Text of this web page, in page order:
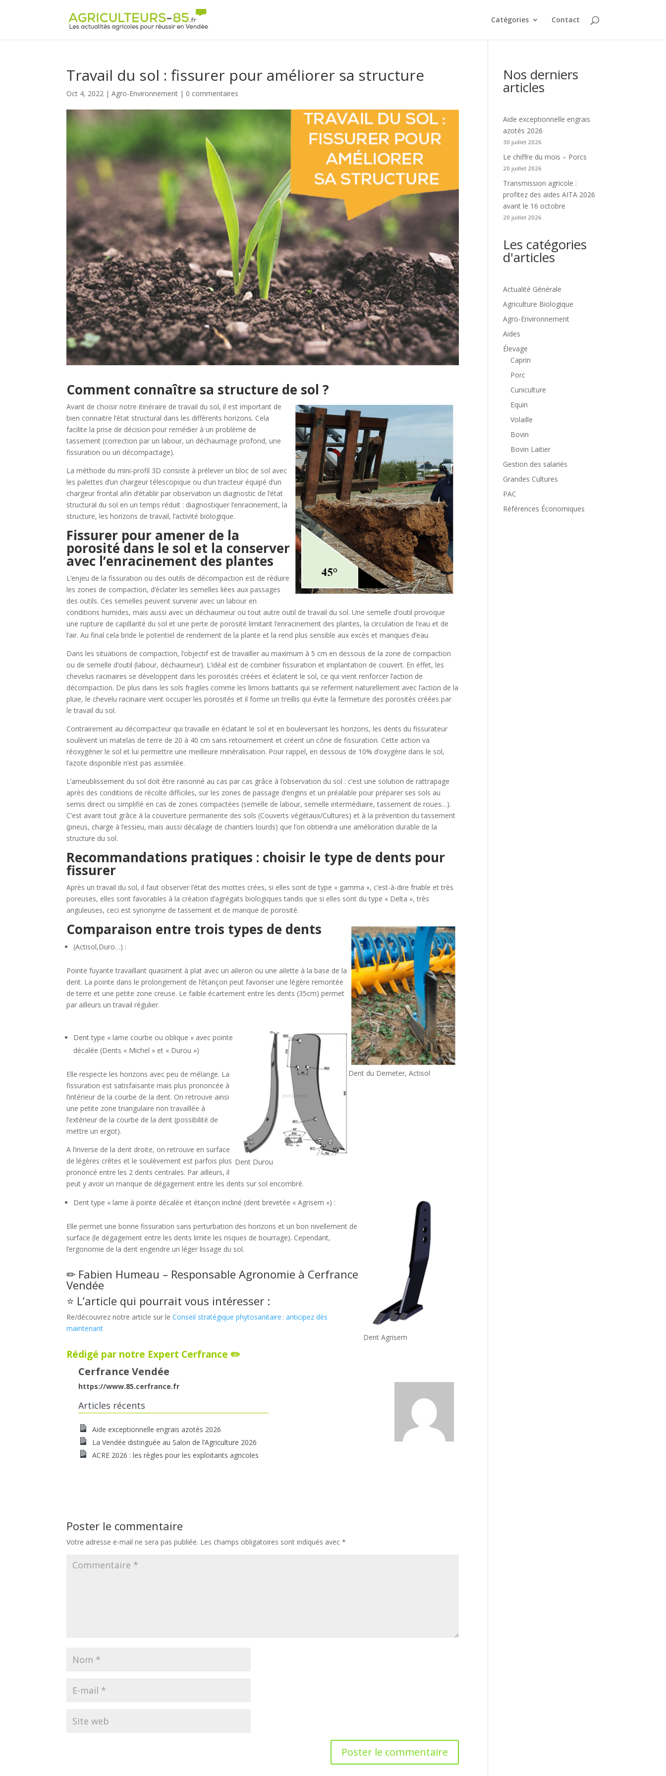
Catégories Contact
Travail du sol : fissurer pour améliorer sa structure
Oct 4, 2022 |Agro-Environnement | 0 commentaires
Comment connaître sa structure de sol ?
Avant de choisir notre itinéraire de travail du sol, il est important de
bien connaitre l’état structural dans les différents horizons. Cela
facilite la prise de décision pour remédier à un problème de
tassement (correction par un labour, un déchaumage profond, une
fissuration ou un décompactage).
La méthode du mini-profil 3D consiste à prélever un bloc de sol avec
les palettes d’un chargeur télescopique ou d’un tracteur équipé d’un
chargeur frontal afin d’établir par observation un diagnostic de l’état
structural du sol en un temps réduit : diagnostiquer l’enracinement, la
structure, les horizons de travail, l’activité biologique.
Fissurer pour amener de la
porosité dans le sol et la conserver
avec l’enracinement des plantes
L’enjeu de la fissuration ou des outils de décompaction est de réduire
les zones de compaction, d’éclater les semelles liées aux passages
des outils. Ces semelles peuvent survenir avec un labour en
conditions humides, mais aussi avec un déchaumeur ou tout autre outil de travail du sol. Une semelle d’outil provoque
une rupture de capillarité du sol et une perte de porosité limitant l’enracinement des plantes, la circulation de l’eau et de
l’air. Au final cela bride le potentiel de rendement de la plante et la rend plus sensible aux excès et manques d’eau.
Dans les situations de compaction, l’objectif est de travailler au maximum à 5 cm en dessous de la zone de compaction
ou de semelle d’outil (labour, déchaumeur). L’idéal est de combiner fissuration et implantation de couvert. En effet, les
chevelus racinaires se développent dans les porosités créées et éclatent le sol, ce qui vient renforcer l’action de
décompaction. De plus dans les sols fragiles comme les limons battants qui se referment naturellement avec l’action de la
pluie, le chevelu racinaire vient occuper les porosités et il forme un treillis qui évite la fermeture des porosités créées par
le travail du sol.
Contrairement au décompacteur qui travaille en éclatant le sol et en bouleversant les horizons, les dents du fissurateur
soulèvent un matelas de terre de 20 à 40 cm sans retournement et créent un cône de fissuration. Cette action va
réoxygéner le sol et lui permettre une meilleure minéralisation. Pour rappel, en dessous de 10% d’oxygène dans le sol,
l’azote disponible n’est pas assimilée.
L’ameublissement du sol doit être raisonné au cas par cas grâce à l’observation du sol : c’est une solution de rattrapage
après des conditions de récolte difficiles, sur les zones de passage d’engins et un préalable pour préparer ses sols au
semis direct ou simplifié en cas de zones compactées (semelle de labour, semelle intermédiaire, tassement de roues…).
C’est avant tout grâce à la couverture permanente des sols (Couverts végétaux/Cultures) et à la prévention du tassement
(pneus, charge à l’essieu, mais aussi décalage de chantiers lourds) que l’on obtiendra une amélioration durable de la
structure du sol.
Recommandations pratiques : choisir le type de dents pour
fissurer
Après un travail du sol, il faut observer l’état des mottes crées, si elles sont de type « gamma », c’est-à-dire friable et très
poreuses, elles sont favorables à la création d’agrégats biologiques tandis que si elles sont du type « Delta », très
anguleuses, ceci est synonyme de tassement et de manque de porosité.
Dent du Demeter, Actisol
Comparaison entre trois types de dents
(Actisol,Duro…) :
Pointe fuyante travaillant quasiment à plat avec un aileron ou une ailette à la base de la
dent. La pointe dans le prolongement de l‘étançon peut favoriser une légère remontée
de terre et une petite zone creuse. Le faible écartement entre les dents (35cm) permet
par ailleurs un travail régulier.
Dent Durou
Dent type « lame courbe ou oblique » avec pointe
décalée (Dents « Michel » et « Durou »)
Elle respecte les horizons avec peu de mélange. La
fissuration est satisfaisante mais plus prononcée à
l’intérieur de la courbe de la dent. On retrouve ainsi
une petite zone triangulaire non travaillée à
l’extérieur de la courbe de la dent (possibilité de
mettre un ergot).
A l’inverse de la dent droite, on retrouve en surface
de légères crêtes et le soulèvement est parfois plus
prononcé entre les 2 dents centrales. Par ailleurs, il
peut y avoir un manque de dégagement entre les dents sur sol encombré.
Dent Agrisem
Dent type « lame à pointe décalée et étançon incliné (dent brevetée « Agrisem ») :
Elle permet une bonne fissuration sans perturbation des horizons et un bon nivellement de
surface (le dégagement entre les dents limite les risques de bourrage). Cependant,
l’ergonomie de la dent engendre un léger lissage du sol.
✏ Fabien Humeau – Responsable Agronomie à Cerfrance
Vendée
⭐ L’article qui pourrait vous intéresser :
Re/découvrez notre article sur leConseil stratégique phytosanitaire : anticipez dès
maintenant
Rédigé par notre Expert Cerfrance ✏️
Cerfrance Vendée
https://www.85.cerfrance.fr
Articles récents
Aide exceptionnelle engrais azotés 2026
La Vendée distinguée au Salon de l’Agriculture 2026
ACRE 2026 : les règles pour les exploitants agricoles
Poster le commentaire
Votre adresse e-mail ne sera pas publiée. Les champs obligatoires sont indiqués avec*
Nos derniers
articles
Aide exceptionnelle engrais
azotés 2026
30 juillet 2026
Le chiffre du mois – Porcs
20 juillet 2026
Transmission agricole :
profitez des aides AITA 2026
avant le 16 octobre
20 juillet 2026
Les catégories
d'articles
Actualité Générale
Agriculture Biologique
Agro-Environnement
Aides
Élevage
Caprin
Porc
Cuniculture
Equin
Volaille
Bovin
Bovin Laitier
Gestion des salariés
Grandes Cultures
PAC
Références Économiques